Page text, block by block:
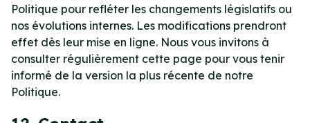
Politique pour refléter les changements législatifs ou
nos évolutions internes. Les modifications prendront
effet dès leur mise en ligne. Nous vous invitons à
consulter régulièrement cette page pour vous tenir
informé de la version la plus récente de notre
Politique.